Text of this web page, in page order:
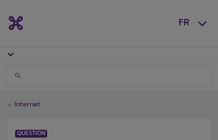
FR
Internet
QUESTION